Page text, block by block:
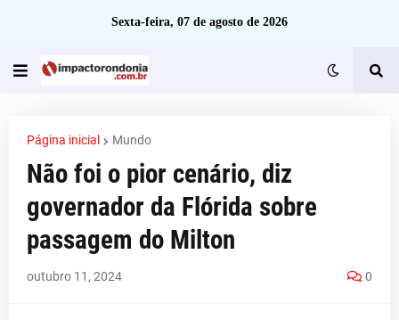
Sexta-feira, 07 de agosto de 2026
Página inicial Mundo
Não foi o pior cenário, diz
governador da Flórida sobre
passagem do Milton
outubro 11, 2024 0